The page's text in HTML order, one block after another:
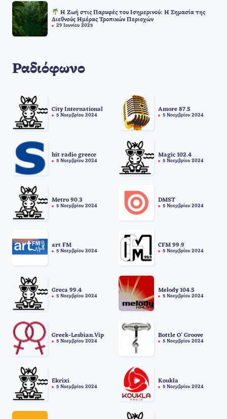
Η Ζωή στις Παρυφές του Ισημερινού: Η Σημασία της
Διεθνούς Ημέρας Τροπικών Περιοχών
29 Ιουνίου 2025
Ραδιόφωνο
City International
5 Νοεμβρίου 2024
Amore 87.5
5 Νοεμβρίου 2024
hit radio greece
5 Νοεμβρίου 2024
Magic 102.4
5 Νοεμβρίου 2024
Metro 90.3
5 Νοεμβρίου 2024
DMST
5 Νοεμβρίου 2024
art FM
5 Νοεμβρίου 2024
CFM 99.9
5 Νοεμβρίου 2024
Greca 99.4
5 Νοεμβρίου 2024
Melody 104.5
5 Νοεμβρίου 2024
Greek-Lesbian.Vip
5 Νοεμβρίου 2024
Bottle O’ Groove
5 Νοεμβρίου 2024
Ekrixi
5 Νοεμβρίου 2024
Koukla
5 Νοεμβρίου 2024